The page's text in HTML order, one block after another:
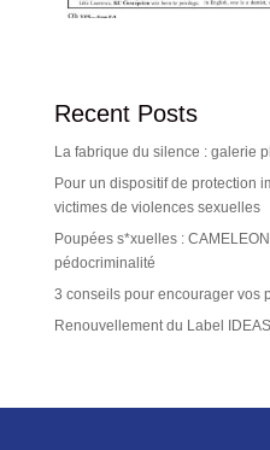
Recent Posts
La fabrique du silence : galerie
Pour un dispositif de protection
victimes de violences sexuelles
Poupées s*xuelles :
pédocriminalité
3 conseils pour encourager vos
Renouvellement du Label IDEAS